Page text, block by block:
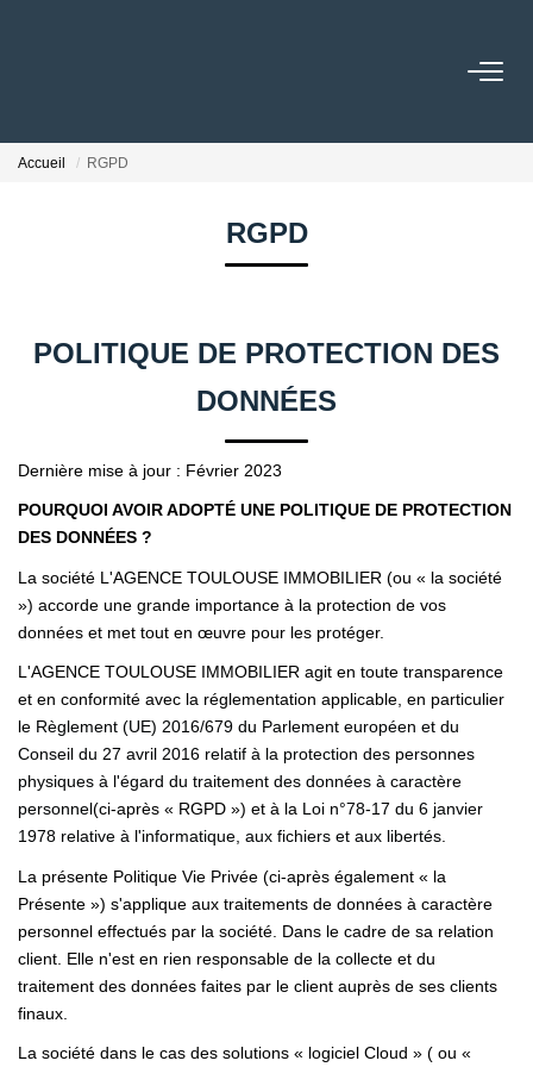
NOS BIENS VENDUS
ESTIMATION
ACTUALITÉS
CONTACT
Accueil RGPD
RGPD
POLITIQUE DE PROTECTION DES
DONNÉES
Dernière mise à jour : Février 2023
POURQUOI AVOIR ADOPTÉ UNE POLITIQUE DE PROTECTION
DES DONNÉES ?
La société L'AGENCE TOULOUSE IMMOBILIER (ou « la société
») accorde une grande importance à la protection de vos
données et met tout en œuvre pour les protéger.
L'AGENCE TOULOUSE IMMOBILIER agit en toute transparence
et en conformité avec la réglementation applicable, en particulier
le Règlement (UE) 2016/679 du Parlement européen et du
Conseil du 27 avril 2016 relatif à la protection des personnes
physiques à l'égard du traitement des données à caractère
personnel(ci-après « RGPD ») et à la Loi n°78-17 du 6 janvier
1978 relative à l'informatique, aux fichiers et aux libertés
La présente Politique Vie Privée (ci-après également « la
Présente ») s'applique aux traitements de données à caractère
personnel effectués par la société. Dans le cadre de sa relation
client. Elle n'est en rien responsable de la collecte et du
traitement des données faites par le client auprès de ses clients
finaux.
La société dans le cas des solutions « logiciel Cloud » ( ou «